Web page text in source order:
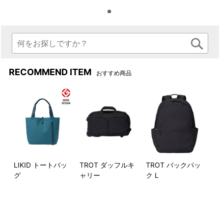
背面外側にもポケットがある
ので、地図やハンカチなどの
内装ポケットは外付けポーチ
としてもお使いいただけま
RECOMMEND ITEM おすすめ商品
LIKID トートバッ
グ
TROT ダッフルキ
ャリー
TROT バックパッ
ク L